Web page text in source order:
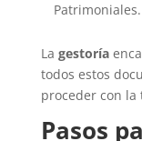
Patrimoniales.
La gestoría
todos estos
proceder con la
Pasos